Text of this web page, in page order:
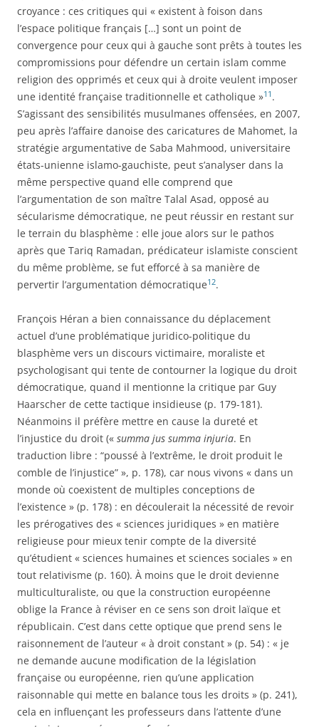
croyance : ces critiques qui « existent à foison dans
l’espace politique français […] sont un point de
convergence pour ceux qui à gauche sont prêts à toutes les
compromissions pour défendre un certain islam comme
religion des opprimés et ceux qui à droite veulent imposer
une identité française traditionnelle et catholique »11 .
S’agissant des sensibilités musulmanes offensées, en 2007,
peu après l’affaire danoise des caricatures de Mahomet, la
stratégie argumentative de Saba Mahmood, universitaire
états-unienne islamo-gauchiste, peut s’analyser dans la
même perspective quand elle comprend que
l’argumentation de son maître Talal Asad, opposé au
sécularisme démocratique, ne peut réussir en restant sur
le terrain du blasphème : elle joue alors sur le pathos
après que Tariq Ramadan, prédicateur islamiste conscient
du même problème, se fut efforcé à sa manière de
pervertir l’argumentation démocratique12.
François Héran a bien connaissance du déplacement
actuel d’une problématique juridico-politique du
blasphème vers un discours victimaire, moraliste et
psychologisant qui tente de contourner la logique du droit
démocratique, quand il mentionne la critique par Guy
Haarscher de cette tactique insidieuse (p. 179-181).
Néanmoins il préfère mettre en cause la dureté et
l’injustice du droit (« summa jus summa injuria. En
traduction libre : “poussé à l’extrême, le droit produit le
comble de l’injustice” », p. 178), car nous vivons « dans un
monde où coexistent de multiples conceptions de
l’existence » (p. 178) : en découlerait la nécessité de revoir
les prérogatives des « sciences juridiques » en matière
religieuse pour mieux tenir compte de la diversité
qu’étudient « sciences humaines et sciences sociales » en
tout relativisme (p. 160). À moins que le droit devienne
multiculturaliste, ou que la construction européenne
oblige la France à réviser en ce sens son droit laïque et
républicain. C’est dans cette optique que prend sens le
raisonnement de l’auteur « à droit constant » (p. 54) : « je
ne demande aucune modification de la législation
française ou européenne, rien qu’une application
raisonnable qui mette en balance tous les droits » (p. 241),
cela en influençant les professeurs dans l’attente d’une